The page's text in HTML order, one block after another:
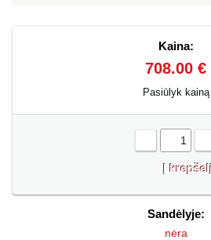
Kaina:
708.00 €
Pasiūlyk kainą
Sandėlyje:
nėra